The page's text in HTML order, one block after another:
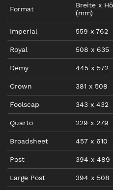
Format Breite x
(mm)
Imperial 559 x 762
Royal 508 x 635
Demy 445 x 572
Crown 381 x 508
Foolscap 343 x 432
Quarto 229 x 279
Broadsheet 457 x 610
Post 394 x 489
Large Post 394 x 508